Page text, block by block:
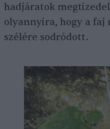
hadjáratok
olyannyira, hogy a faj
szélére sodródott.